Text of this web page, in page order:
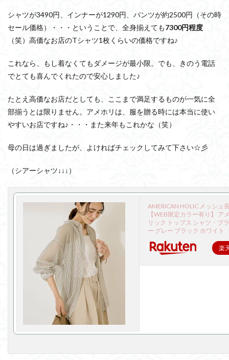
シャツが3490円、インナーが1290円、パンツが約2500円（その時
セール価格）・・・ということで、全身揃えても7300円程度
（笑）高価なお店のTシャツ1枚くらいの価格ですね♪
これなら、もし着なくてもダメージが最小限。でも、きのう電話
でとても喜んでくれたので安心しました♪
たとえ高価なお店だとしても、ここまで満足するものが一気に全
部揃うとは限りません。アメホリは、服を贈る時には本当に使い
やすいお店ですね♪・・・また来年もこれかな（笑）
母の日は過ぎましたが、よければチェックしてみて下さい☆彡
（シアーシャツ↓↓↓）
AMERICAN HOLIC メッシュ
【WEB限定カラー有り】 ア
リック トップス シャツ・ブ
ー グレー ブラック ホワイト
楽